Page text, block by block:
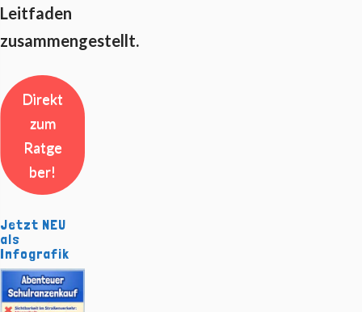
Leitfaden
zusammengestellt.
Direkt
zum
Ratge
ber!
Jetzt NEU
als
Infografik